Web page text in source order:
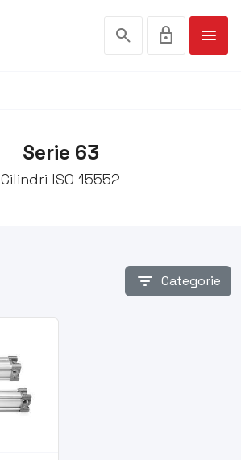
search lock menu
Serie 63
Cilindri ISO 15552
filter_list Categorie